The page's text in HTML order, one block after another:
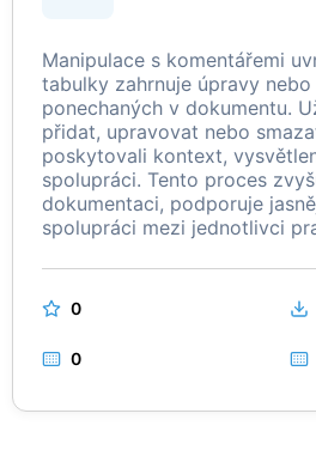
Manipulace s komentářemi
tabulky zahrnuje úpravy
ponechaných v dokumentu.
přidat, upravovat nebo
poskytovali kontext,
spolupráci. Tento proces
dokumentaci, podporuje
spolupráci mezi jednotlivci
0
0